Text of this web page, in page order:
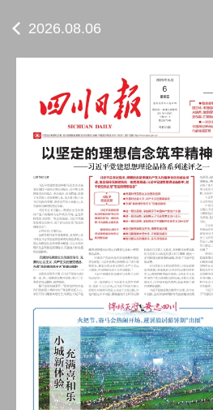
2026.08.06